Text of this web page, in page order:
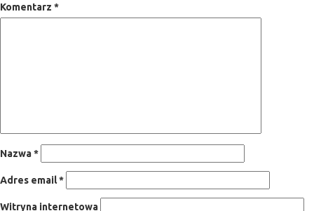
Komentarz *
Nazwa*
Adres email*
Witryna internetowa